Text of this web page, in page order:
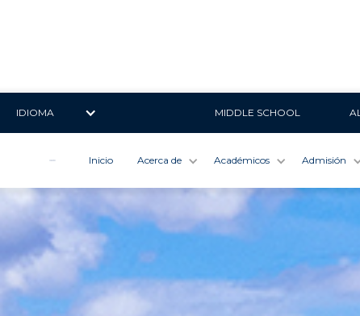
IDIOMA MIDDLE SCHOOL
Inicio Acerca de Académicos Admisión